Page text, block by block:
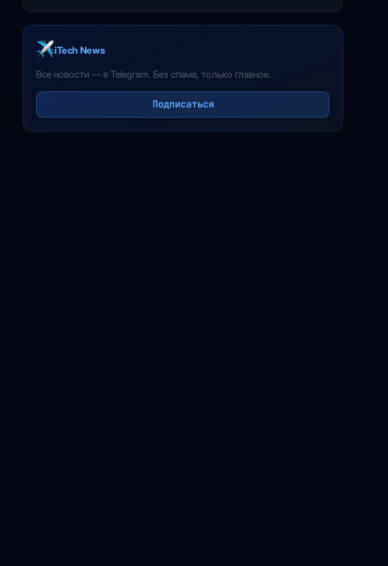
iTech News
Все новости — в Telegram. Без спама, только главное.
Подписаться